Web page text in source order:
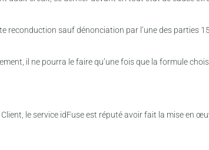
reconduction sauf dénonciation par l’une des parties
il ne pourra le faire qu’une fois que la formule
le service idFuse est réputé avoir fait la mise en